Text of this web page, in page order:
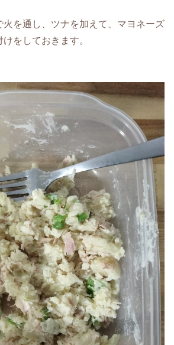
火を通し、ツナを加えて、マヨネーズ
をしておきます。